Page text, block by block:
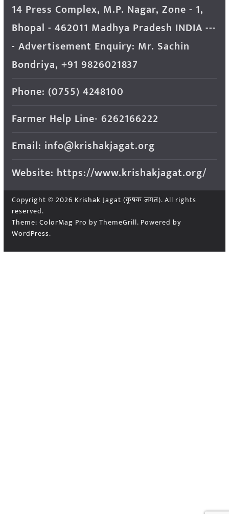
14 Press Complex, M.P. Nagar, Zone - 1,
Bhopal - 462011 Madhya Pradesh INDIA ---
- Advertisement Enquiry: Mr. Sachin
Bondriya, +91 9826021837
Phone: (0755) 4248100
Farmer Help Line- 6262166222
Email: info@krishakjagat.org
Website: https://www.krishakjagat.org/
Copyright © 2026 Krishak Jagat (कृषक जगत). All rights
reserved.
Theme: ColorMag Pro by ThemeGrill. Powered by
WordPress.